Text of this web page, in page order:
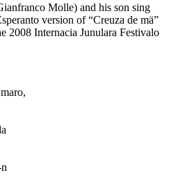
Molle) and his son sing
version of “Creuza de mä”
2008 Internacia Junulara Festivalo